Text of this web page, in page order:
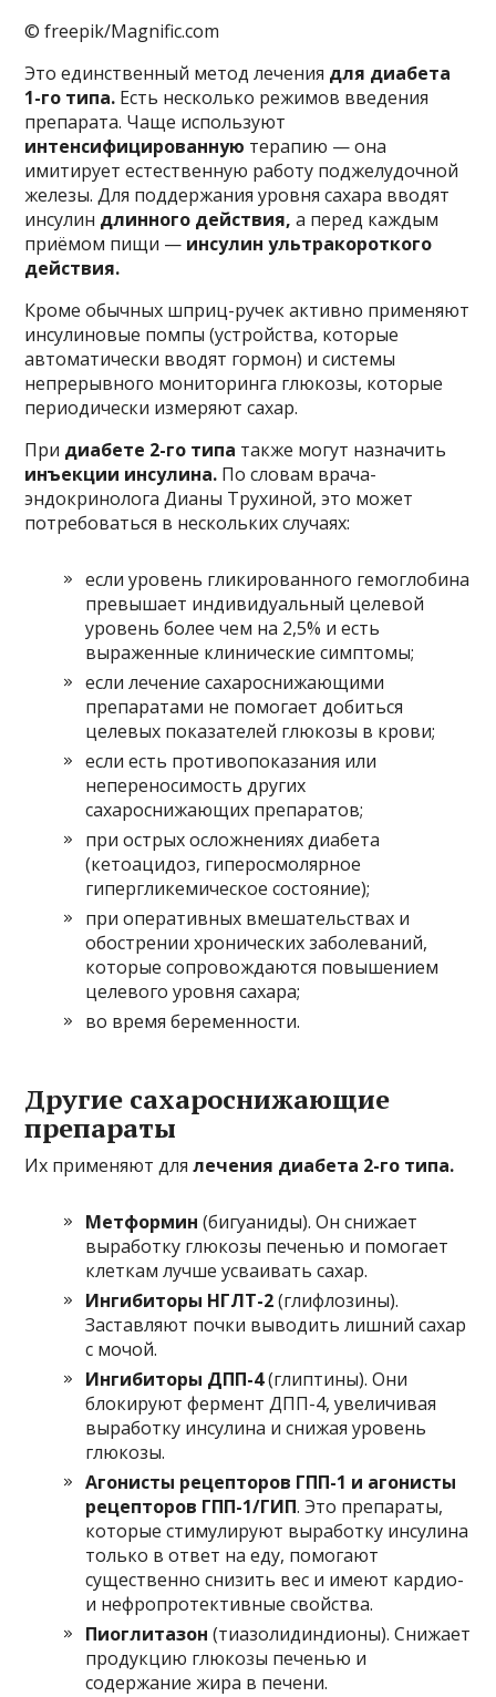
© freepik/Magnific.com
Это единственный метод лечения для диабета
1-го типа. Есть несколько режимов введения
препарата. Чаще используют
интенсифицированную терапию — она
имитирует естественную работу поджелудочной
железы. Для поддержания уровня сахара вводят
инсулин длинного действия,а перед каждым
приёмом пищи — инсулин ультракороткого
действия.
Кроме обычных шприц-ручек активно применяют
инсулиновые помпы (устройства, которые
автоматически вводят гормон) и системы
непрерывного мониторинга глюкозы, которые
периодически измеряют сахар.
При диабете 2-го типа также могут назначить
инъекции инсулина. По словам врача-
эндокринолога Дианы Трухиной, это может
потребоваться в нескольких случаях:
если уровень гликированного гемоглобина
превышает индивидуальный целевой
уровень более чем на 2,5% и есть
выраженные клинические симптомы;
если лечение сахароснижающими
препаратами не помогает добиться
целевых показателей глюкозы в крови;
если есть противопоказания или
непереносимость других
сахароснижающих препаратов;
при острых осложнениях диабета
(кетоацидоз, гиперосмолярное
гипергликемическое состояние);
при оперативных вмешательствах и
обострении хронических заболеваний,
которые сопровождаются повышением
целевого уровня сахара;
во время беременности.
Другие сахароснижающие
препараты
Их применяют для лечения диабета 2-го типа.
Метформин(бигуаниды). Он снижает
выработку глюкозы печенью и помогает
клеткам лучше усваивать сахар.
Ингибиторы НГЛТ-2(глифлозины).
Заставляют почки выводить лишний сахар
с мочой.
Ингибиторы ДПП-4(глиптины). Они
блокируют фермент ДПП-4, увеличивая
выработку инсулина и снижая уровень
глюкозы.
Агонисты рецепторов ГПП-1 и агонисты
рецепторов ГПП-1/ГИП. Это препараты,
которые стимулируют выработку инсулина
только в ответ на еду, помогают
существенно снизить вес и имеют кардио-
и нефропротективные свойства.
Пиоглитазон (тиазолидиндионы). Снижает
продукцию глюкозы печенью и
содержание жира в печени.